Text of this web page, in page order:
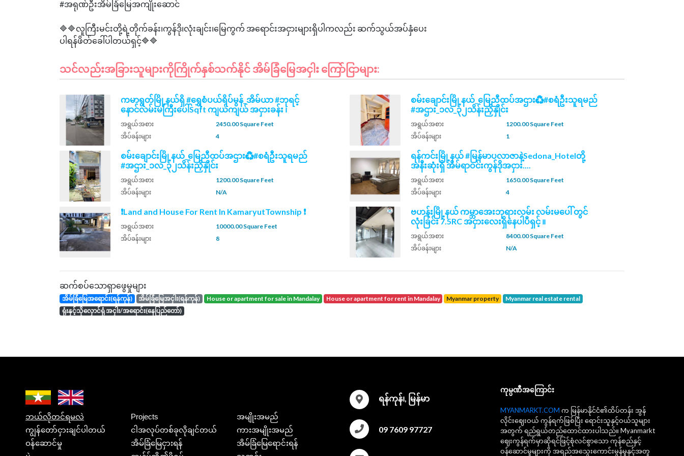
#အရုဏ်ဦးအိမ်ခြံမြေအကျိုးဆောင်
🔷🔷လူကြီးမင်းတို့ရဲ့တိုက်ခန်း၊ကွန်ဒို၊လုံးချင်း၊မြေကွက် အရောင်းအငှားများရှိပါကလည်း ဆက်သွယ်အပ်နှံပေး
သင်လည်းအခြားသူများကိုကြိုက်နှစ်သက်နိုင် အိမ်ခြံမြေအငှါး ကြော်ငြာများ:
ကမာရွတ်မြို့နယ်ရှိ #ရွှေစံပယ်ရိပ်မွန်_အိမ်ယာ #ဘုရင့်
နောင်လမ်းမကြီးပေါ်Sqft ကျယ်ကျယ် အငှားခန်း ၊
အရွယ်အစား
2450.00 Square Feet
အိပ်ခန်းများ
4
စမ်းချောင်းမြို့နယ်_မြေညီထပ်အဌား♻️#စရံဦးသူရမည်
#အဌား_၁လ_၃၂သိန်းညှိနှိုင်း
အရွယ်အစား
1200.00 Square Feet
အိပ်ခန်းများ
1
စမ်းချောင်းမြို့နယ်_မြေညီထပ်အဌား♻️#စရံဦးသူရမည်
#အဌား_၁လ_၃၂သိန်းညှိနှိုင်း
အရွယ်အစား
1200.00 Square Feet
အိပ်ခန်းများ
N/A
ရန်ကင်းမြို့နယ် #မြန်မာပလာဇာနဲ့Sedona_Hotelတို့
အနီးဆုံးရှိ အိမ်ရာဝင်းကွန်ဒိုအငှား....
အရွယ်အစား
1650.00 Square Feet
အိပ်ခန်းများ
4
❗Land and House For Rent In KamaryutTownship ❗
အရွယ်အစား
10000.00 Square Feet
အိပ်ခန်းများ
8
ဗဟန်းမြို့နယ် ကမ္ဘာ​အေးဘုရားလမ်း လမ်းမပေါ် တွင်
လုံးခြင်း 7.5RC အငှားလေးရှိနေပါပီရှင့် ။
အရွယ်အစား
8400.00 Square Feet
အိပ်ခန်းများ
N/A
ဆက်စပ်သောရှာဖွေမှုများ
အိမ်ခြံမြေအရောင်း(ရန်ကုန်) အိမ်ခြံမြေအငှါး(ရန်ကုန်) house or apartment for sale in Mandalay house or apartment for rent in Mandalay Myanmar property
Myanmar real estate rental
ရုံးနှင့်သိုလှောင်ရုံ အငှါး/အရောင်း(နေပြည်တော်)
ဘယ်လိုတင်ရမလဲ Projects
အမျိုးအမည်
ကျွန်တော်ငှားချင်ပါတယ်
ငါအလုပ်တစ်ခုလိုချင်တယ်
ကားအမျိုးအမည်
ဝန်ဆောင်မှု
အိမ်ခြံမြေငှားရန်
အိမ်ခြံမြေရောင်းရန်
ရန်ကုန်၊, မြန်မာ
09 7609 97727
ကုမ္ပဏီအကြောင်း
MYANMARKT.COM က မြန်မာနိုင်ငံ၏ထိပ်တန်း အွန်
လိုင်းဈေးဝယ် ကွန်ရက်ဖြစ်ပြီး ရောင်းသူနှင့်ဝယ်သူများ
အတွက် ရည်ရွယ်တည်ထောင်ထားပါသည်။ Myanmarkt
ဈေးကွန်ရက်မှာဆိုရင်ဖြင့်စုံလင်စွာသော ကုန်စည်နှင့်
ဝန်ဆောင်မှုများကို အရည်အသွေးကောင်းမွန်မှုနှင့်အတူ